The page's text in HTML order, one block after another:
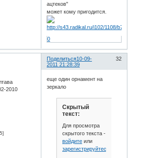
ацтеков"
может кому пригодится.
0
Поделиться 32
10-09-
2011 21:28:39
2010
еще один орнамент на
зеркало
Скрытый
текст:
Для просмотра
скрытого текста -
войдитеили
зарегистрируйтесь